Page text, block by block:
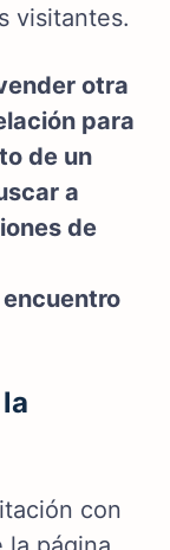
visitantes.
otra
para
de un
a
de
con